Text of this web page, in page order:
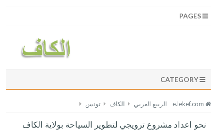
CATEGORY
الربيع العربي الكاف تونس
نحو اعداد مشروع ترويجي لتطوير السياحة بولاية الكاف